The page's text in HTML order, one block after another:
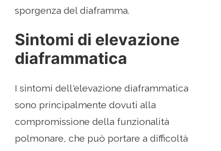
sporgenza del diaframma.
Sintomi di elevazione
diaframmatica
I sintomi dell'elevazione diaframmatica
sono principalmente dovuti alla
compromissione della funzionalità
polmonare, che può portare a difficoltà